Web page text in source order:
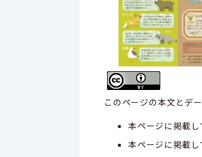
このページの本文とデ
本ページに掲載し
本ページに掲載し